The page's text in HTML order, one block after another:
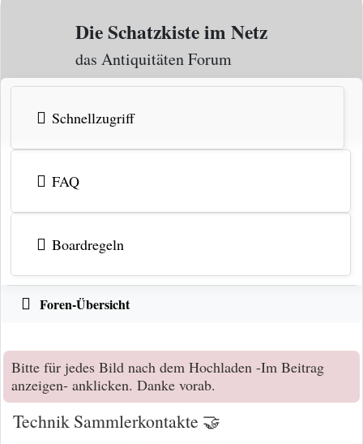
Zum Inhalt
Die Schatzkiste im Netz
das Antiquitäten Forum
Schnellzugriff
FAQ
Boardregeln
Foren-Übersicht
Bitte für jedes Bild nach dem Hochladen -Im Beitrag
anzeigen- anklicken. Danke vorab.
Technik Sammlerkontakte 🤝